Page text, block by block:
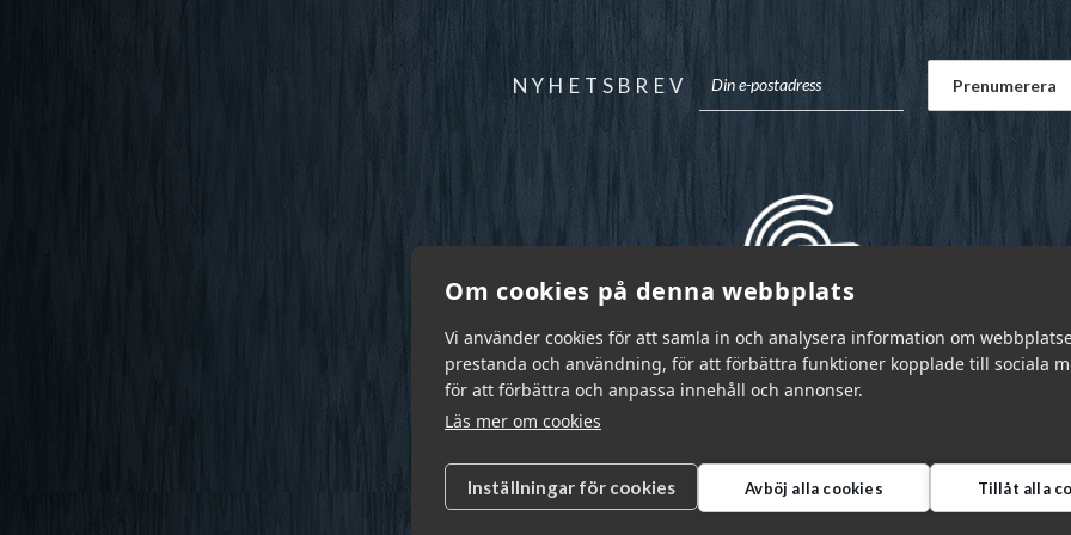
Om cookies på denna webbplats
Vi använder cookies för att samla in och analysera information om
prestanda och användning, för att förbättra funktioner kopplade till sociala
för att förbättra och anpassa innehåll och annonser.
Läs mer om cookies
Inställningar för cookies Avböj alla cookies Tillåt alla
NYHETSBREV
Garnr Sverige AB © 2026 | info@garnr.se 031 - 92